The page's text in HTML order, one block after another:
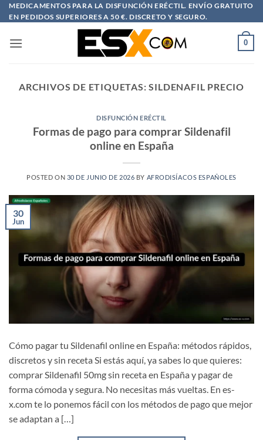
Saltar
al
MEDICAMENTOS PARA LA DISFUNCIÓN ERÉCTIL. ENVÍO GRATUITO
EN PEDIDOS SUPERIORES A 50 €. DISCRETO Y SEGURO.
0
ARCHIVOS DE ETIQUETAS:SILDENAFIL PRECIO
DISFUNCIÓN ERÉCTIL
Formas de pago para comprar Sildenafil
online en España
POSTED ON 30 DE JUNIO DE 2026 BY AFRODISÍACOS ESPAÑOLES
30
Jun
Cómo pagar tu Sildenafil online en España: métodos rápidos,
discretos y sin receta Si estás aquí, ya sabes lo que quieres:
comprar Sildenafil 50mg sin receta en España y pagar de
forma cómoda y segura. No necesitas más vueltas. En es-
x.com te lo ponemos fácil con los métodos de pago que mejor
se adaptan a […]